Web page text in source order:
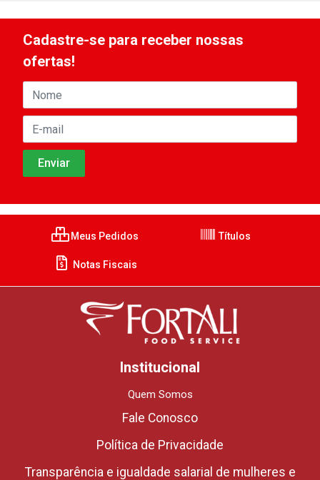
Cadastre-se para receber nossas
ofertas!
Meus Pedidos Títulos
Notas Fiscais
Institucional
Quem Somos
Fale Conosco
Política de Privacidade
Transparência e igualdade salarial de mulheres e